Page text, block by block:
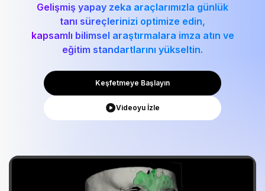
Gelişmiş yapay zeka araçlarımızla günlük
tanı süreçlerinizi optimize edin,
kapsamlı bilimsel araştırmalara imza atın ve
eğitim standartlarını yükseltin.
Keşfetmeye Başlayın
Videoyu İzle